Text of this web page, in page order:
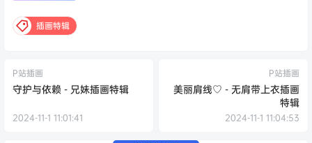
插画特辑
P站插画
守护与依赖 - 兄妹插画特辑
2024-11-1 11:01:41
P站插画
美丽肩线♡ - 无肩带上衣插画
特辑
2024-11-1 11:04:53